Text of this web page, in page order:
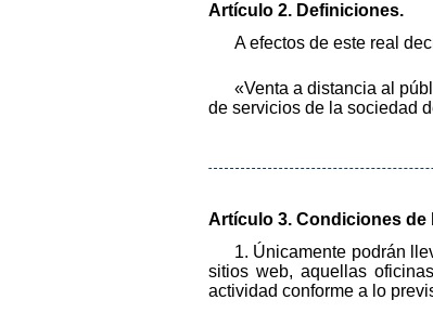
Artículo 2. Definiciones.
A efectos de este real
«Venta a distancia al
de servicios de la sociedad
Artículo 3. Condiciones de
1. Únicamente podrán
sitios web, aquellas
actividad conforme a lo